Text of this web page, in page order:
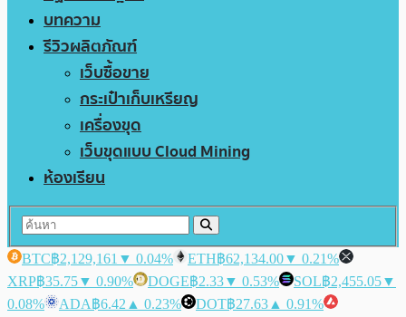
บทความ
รีวิวผลิตภัณฑ์
เว็บซื้อขาย
กระเป๋าเก็บเหรียญ
เครื่องขุด
เว็บขุดแบบ Cloud Mining
ห้องเรียน
BTC฿2,129,161 ▼ 0.04% ETH฿62,134.00▼ 0.21%
XRP฿35.75▼ 0.90% DOGE฿2.33▼ 0.53% SOL฿2,455.05▼
0.08%
ADA฿6.42 ▲ 0.23% DOT฿27.63 ▲ 0.91%